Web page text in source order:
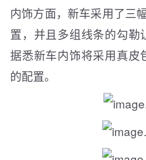
内饰方面，新车采用了三
置，并且多组线条的勾勒
据悉新车内饰将采用真皮
的配置。